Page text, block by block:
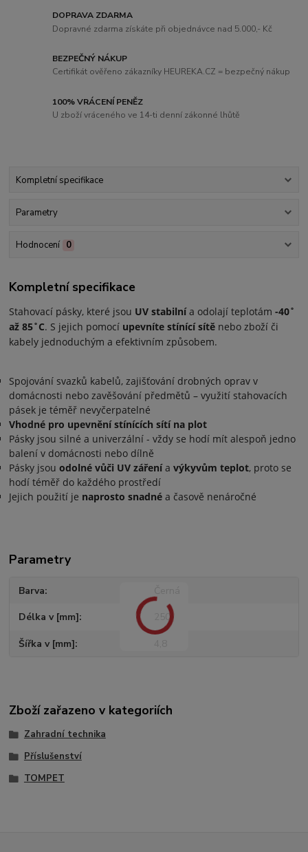
DOPRAVA ZDARMA
Dopravné zdarma získáte při objednávce nad 5.000,- Kč
BEZPEČNÝ NÁKUP
Certifikát ověřeno zákazníky HEUREKA.CZ = bezpečný nákup
100% VRÁCENÍ PENĚZ
U zboží vráceného ve 14-ti denní zákonné lhůtě
Kompletní specifikace
Parametry
Hodnocení 0
Kompletní specifikace
Stahovací pásky, které jsou UV stabilnía odolají teplotám-40˚
až 85˚C. S jejich pomocí upevníte stínící sítě nebo zboží či
kabely jednoduchým a efektivním způsobem.
Spojování svazků kabelů, zajišťování drobných oprav v
domácnosti nebo zavěšování předmětů – využití stahovacích
pásek je téměř nevyčerpatelné
Vhodné pro upevnění stínících sítí na plot
Pásky jsou silné a univerzální - vždy se hodí mít alespoň jedno
balení v domácnosti nebo dílně
Pásky jsouodolné vůči UV zářeníavýkyvům teplot, proto se
hodí téměř do každého prostředí
Jejich použití je naprosto snadné a časově nenáročné
Parametry
Barva
Délka v [mm] 250
Šířka v [mm]
Zboží zařazeno v kategoriích
Zahradní technika
Příslušenství
TOMPET